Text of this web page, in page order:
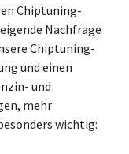
Chiptuning-
Nachfrage
Chiptuning-
und einen
und
mehr
wichtig: